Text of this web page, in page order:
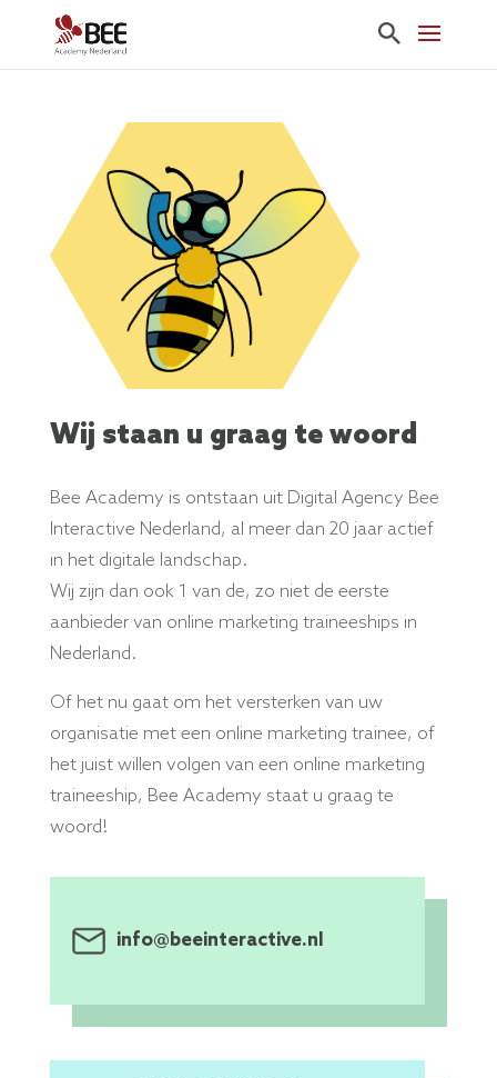
Wij staan u graag te woord
Bee Academy is ontstaan uit Digital Agency Bee
Interactive Nederland, al meer dan 20 jaar actief
in het digitale landschap.
Wij zijn dan ook 1 van de, zo niet de eerste
aanbieder van online marketing traineeships in
Nederland.
Of het nu gaat om het versterken van uw
organisatie met een online marketing trainee, of
het juist willen volgen van een online marketing
traineeship, Bee Academy staat u graag te
woord!
info@beeinteractive.nl